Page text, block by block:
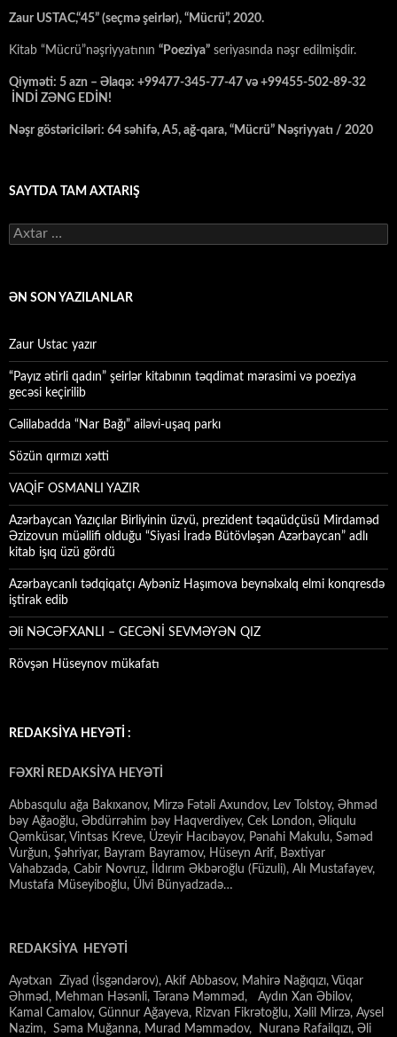
Zaur USTAC,“45” (seçmə şeirlər), “Mücrü”, 2020.
Kitab “Mücrü”nəşriyyatının “Poeziya” seriyasında nəşr edilmişdir.
Qiyməti: 5 azn – Əlaqə: +99477-345-77-47 və +99455-502-89-32
İNDİ ZƏNG EDİN!
Nəşr göstəriciləri: 64 səhifə, A5, ağ-qara, “Mücrü” Nəşriyyatı / 2020
SAYTDA TAM AXTARIŞ
Axtarış:
ƏN SON YAZILANLAR
Zaur Ustac yazır
“Payız ətirli qadın” şeirlər kitabının təqdimat mərasimi və poeziya
gecəsi keçirilib
Cəlilabadda “Nar Bağı” ailəvi-uşaq parkı
Sözün qırmızı xətti
VAQİF OSMANLI YAZIR
Azərbaycan Yazıçılar Birliyinin üzvü, prezident təqaüdçüsü Mirdaməd
Əzizovun müəllifi olduğu “Siyasi İradə Bütövləşən Azərbaycan” adlı
kitab işıq üzü gördü
Azərbaycanlı tədqiqatçı Aybəniz Haşımova beynəlxalq elmi konqresdə
iştirak edib
Əli NƏCƏFXANLI – GECƏNİ SEVMƏYƏN QIZ
Rövşən Hüseynov mükafatı
REDAKSİYA HEYƏTİ :
FƏXRİ REDAKSİYA HEYƏTİ
Abbasqulu ağa Bakıxanov, Mirzə Fətəli Axundov, Lev Tolstoy, Əhməd
bəy Ağaoğlu, Əbdürrəhim bəy Haqverdiyev, Cek London, Əliqulu
Qəmküsar, Vintsas Kreve, Üzeyir Hacıbəyov, Pənahi Makulu, Səməd
Vurğun, Şəhriyar, Bayram Bayramov, Hüseyn Arif, Bəxtiyar
Vahabzadə, Cabir Novruz, İldırım Əkbəroğlu (Füzuli), Alı Mustafayev,
Mustafa Müseyiboğlu, Ülvi Bünyadzadə…
REDAKSİYA HEYƏTİ
Ayətxan Ziyad (İsgəndərov), Akif Abbasov, Mahirə Nağıqızı, Vüqar
Əhməd, Mehman Həsənli, Təranə Məmməd, Aydın Xan Əbilov,
Kamal Camalov, Günnur Ağayeva, Rizvan Fikrətoğlu, Xəlil Mirzə, Aysel
Nazim, Səma Muğanna, Murad Məmmədov, Nuranə Rafailqızı, Əli